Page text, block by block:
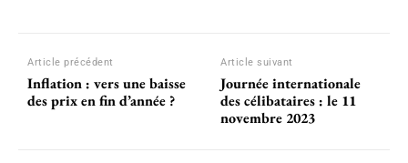
Article précédent
Inflation : vers une baisse
des prix en fin d’année ?
Article suivant
Journée internationale
des célibataires : le 11
novembre 2023